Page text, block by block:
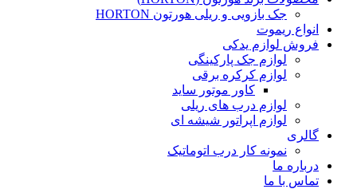
جک بازویی و ریلی هورتون HORTON
انواع ریموت
فروش لوازم یدکی
لوازم جک پارکینگی
لوازم کرکره برقی
کاور موتور ساید
لوازم درب های ریلی
لوازم اپراتور شیشه ای
گالری
نمونه کار درب اتوماتیک
درباره ما
تماس با ما